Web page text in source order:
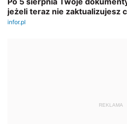
REKLAMA